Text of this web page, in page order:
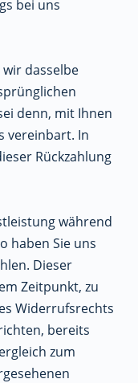
bei uns
dasselbe
denn, mit Ihnen
vereinbart. In
Rückzahlung
während
haben Sie uns
Dieser
Zeitpunkt, zu
Widerrufsrechts
bereits
zum